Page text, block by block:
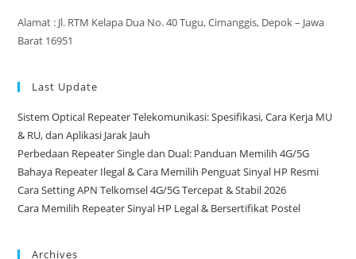
Alamat : Jl. RTM Kelapa Dua No. 40 Tugu, Cimanggis, Depok – Jawa
Barat 16951
Last Update
Sistem Optical Repeater Telekomunikasi: Spesifikasi, Cara Kerja MU
& RU, dan Aplikasi Jarak Jauh
Perbedaan Repeater Single dan Dual: Panduan Memilih 4G/5G
Bahaya Repeater Ilegal & Cara Memilih Penguat Sinyal HP Resmi
Cara Setting APN Telkomsel 4G/5G Tercepat & Stabil 2026
Cara Memilih Repeater Sinyal HP Legal & Bersertifikat Postel
Archives